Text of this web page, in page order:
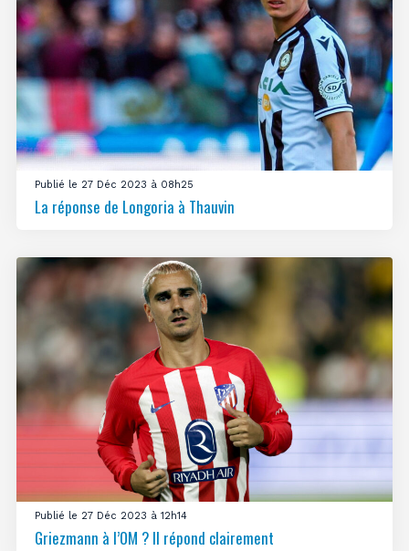
Publié le 27 Déc 2023 à 08h25
La réponse de Longoria à Thauvin
Publié le 27 Déc 2023 à 12h14
Griezmann à l’OM ? Il répond clairement